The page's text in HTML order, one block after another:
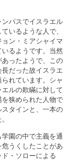
パスでイスラエル
いるような人で、
ン・ミアシャイマ
るようです。当然
ったようで、この
だった故イスラエ
れています。シャ
ルの欺瞞に対して
狭められた人物で
タインと、一本の
園の中で主義を通
うくしたことがあ
・ソローによる